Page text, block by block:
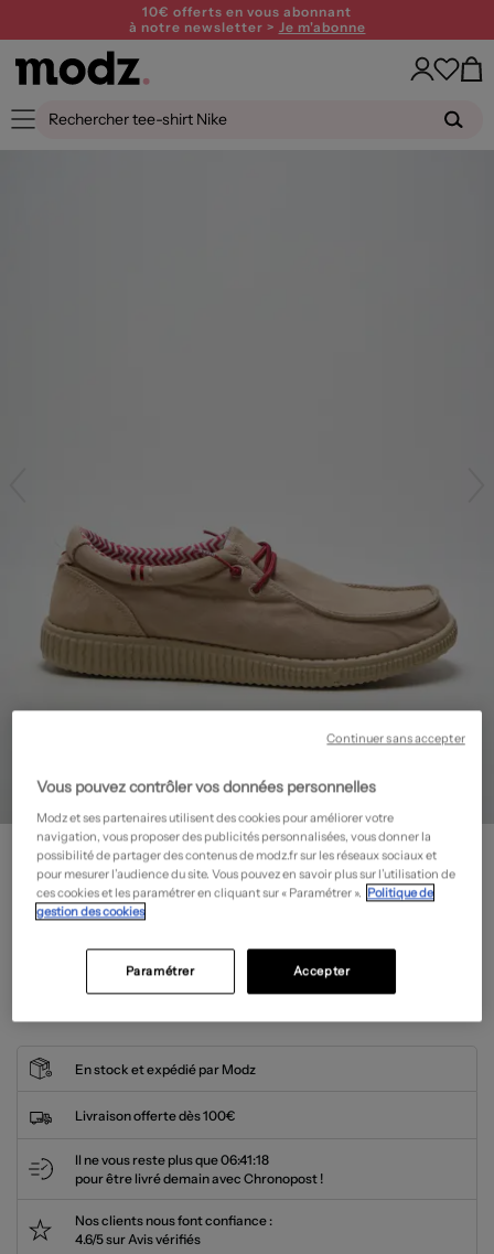
10€ offerts en vous abonnant
à notre newsletter > Je m'abonne
PITAS
Baskets - Fermeture elastique - Outlet
39,95€
Guide des tailles
En stock et expédié par Modz
Livraison offerte dès 100€
Il ne vous reste plus que06:41:18
pour être livré demain avec Chronopost !
Nos clients nous font confiance :
4.6/5 sur Avis vérifiés
Vous pouvez contrôler vos données personnelles
Modz et ses partenaires utilisent des cookies pour améliorer votre
navigation, vous proposer des publicités personnalisées, vous donner la
possibilité de partager des contenus de modz.fr sur les réseaux sociaux et
pour mesurer l’audience du site. Vous pouvez en savoir plus sur l’utilisation de
ces cookies et les paramétrer en cliquant sur « Paramétrer ». Politique de
gestion des cookies
Accepter
Paramétrer
Continuer sans accepter